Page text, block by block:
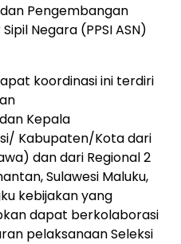
Pengembangan
Negara (PPSI ASN)
koordinasi ini terdiri
Kepala
Kabupaten/Kota dari
dan dari Regional 2
Sulawesi Maluku,
kebijakan yang
dapat berkolaborasi
pelaksanaan Seleksi